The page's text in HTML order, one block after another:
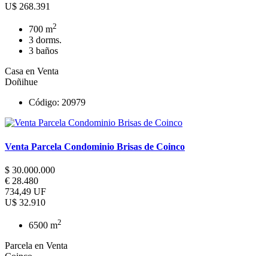
U$ 268.391
700 m2
3 dorms.
3 baños
Casa en Venta
Doñihue
Código: 20979
Venta Parcela Condominio Brisas de Coinco
$ 30.000.000
€ 28.480
734,49 UF
U$ 32.910
6500 m2
Parcela en Venta